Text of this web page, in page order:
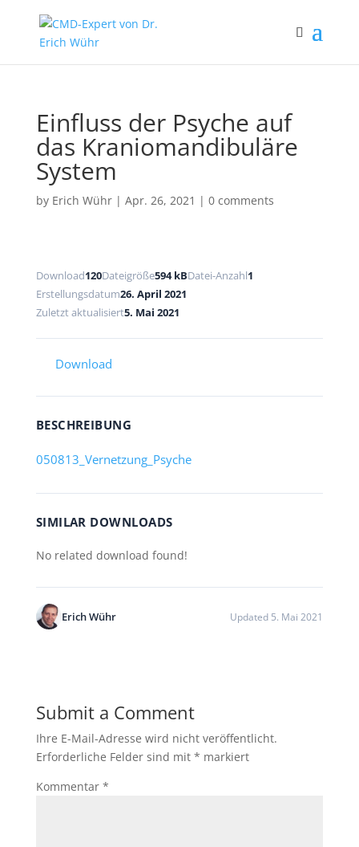
Einfluss der Psyche auf
das Kraniomandibuläre
System
by Erich Wühr| Apr. 26, 2021 | 0 comments
Download120Dateigröße594 kBDatei-Anzahl1
Erstellungsdatum26. April 2021
Zuletzt aktualisiert5. Mai 2021
Download
BESCHREIBUNG
050813_Vernetzung_Psyche
SIMILAR DOWNLOADS
No related download found!
Erich Wühr Updated 5. Mai 2021
Submit a Comment
Ihre E-Mail-Adresse wird nicht veröffentlicht.
Erforderliche Felder sind mit * markiert
Kommentar *